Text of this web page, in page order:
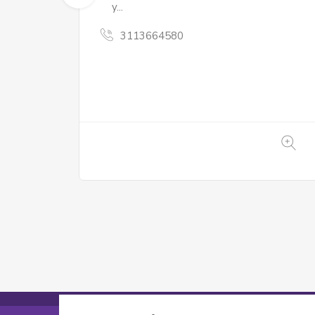
varias colecciones: narrativa; poesía;
escritos por niños